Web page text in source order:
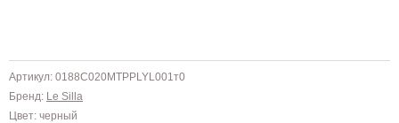
Артикул: 0188C020MTPPLYL001т0
Бренд: Le Silla
Цвет: черный